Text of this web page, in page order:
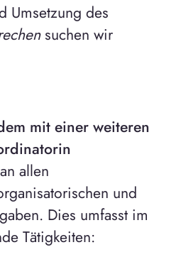
Umsetzung des
suchen wir
mit einer weiteren
allen
und
Dies umfasst im
Tätigkeiten: